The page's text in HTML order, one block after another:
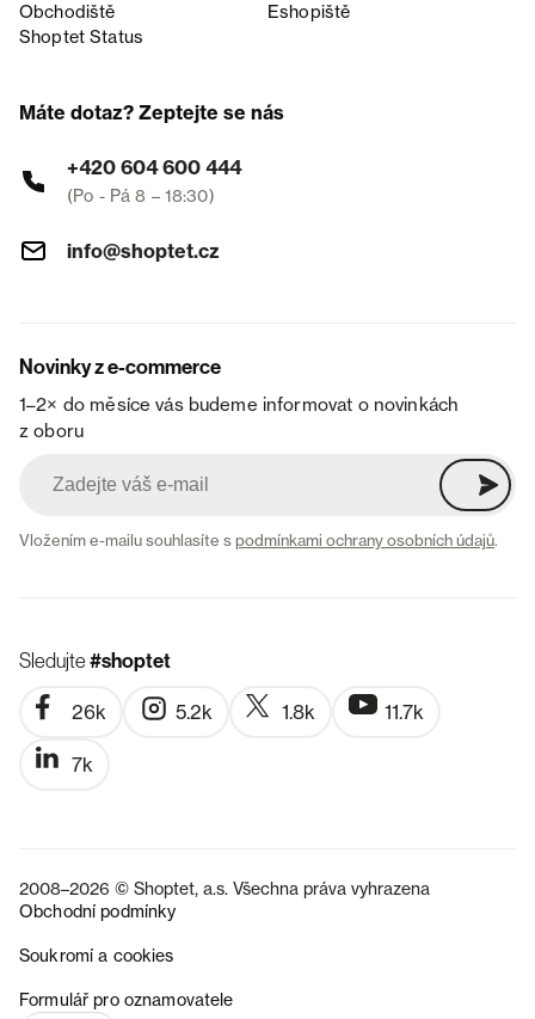
Obchodiště
Eshopiště
Shoptet Status
Máte dotaz? Zeptejte se nás
+420 604 600 444
(Po - Pá 8 – 18:30)
info@shoptet.cz
Novinky z e-commerce
1–2× do měsíce vás budeme informovat o novinkách
z oboru
Vložením e-mailu souhlasíte spodmínkami ochrany osobních údajů.
Sledujte#shoptet
26k 5.2k 1.8k 11.7k
7k
2008–2026 © Shoptet, a.s. Všechna práva vyhrazena
Obchodní podmínky
Soukromí a cookies
Formulář pro oznamovatele